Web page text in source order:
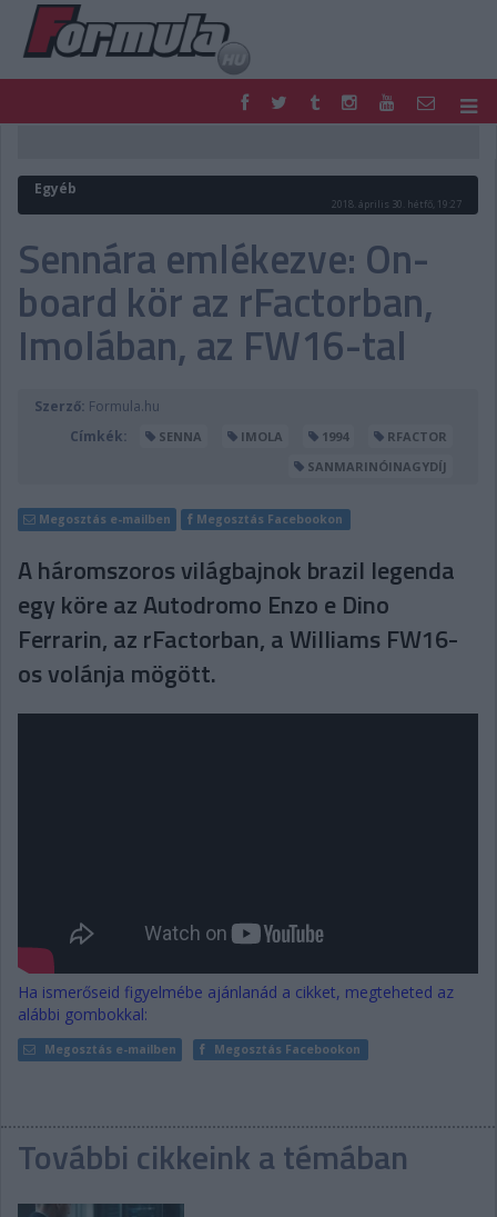
FORMULA
MOTOR
PODCAST
SHOP
LIVE
TIPPJÁTÉK
DIGITÁLIS MAGAZIN
PONTÁLLÁSOK
VERSENYNAPTÁRAK
Egyéb
2018. április 30. hétfő, 19:27
Sennára emlékezve: On-
board kör az rFactorban,
Imolában, az FW16-tal
Szerző: Formula.hu
Címkék:
SENNA IMOLA 1994
RFACTOR
SANMARINÓINAGYDÍJ
Megosztás e-mailben Megosztás Facebookon
A háromszoros világbajnok brazil legenda
egy köre az Autodromo Enzo e Dino
Ferrarin, az rFactorban, a Williams FW16-
os volánja mögött.
Ha ismerőseid figyelmébe ajánlanád a cikket, megteheted az
alábbi gombokkal:
Megosztás e-mailben Megosztás Facebookon
További cikkeink a témában